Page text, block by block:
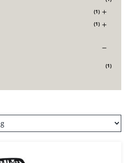
(1)
(1)
(1)